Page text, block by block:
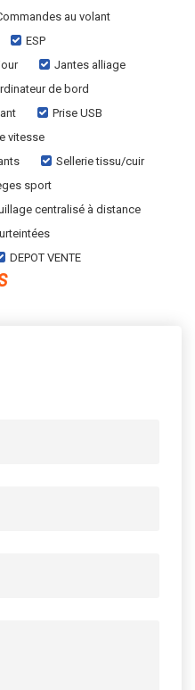
au volant
ESP
Jantes alliage
de bord
Prise USB
vitesse
Sellerie tissu/cuir
sport
centralisé à distance
DEPOT VENTE